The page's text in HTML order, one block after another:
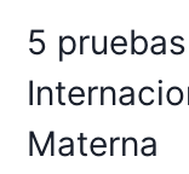
5
Materna